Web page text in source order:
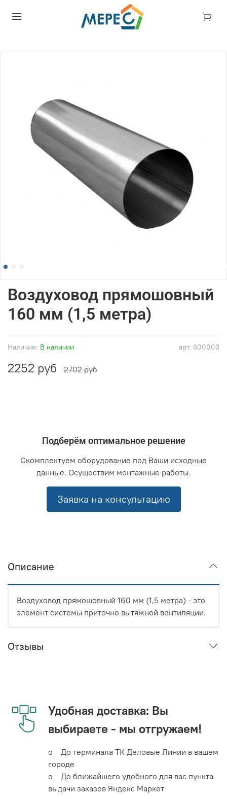
арт. 600003
Наличие: В наличии
Воздуховод прямошовный
160 мм (1,5 метра)
2252 руб 2702 руб
Подберём оптимальное решение
Скомплектуем оборудование под Ваши исходные
данные. Осуществим монтажные работы.
Заявка на консультацию
Описание
Воздуховод прямошовный 160 мм (1,5 метра) - это
элемент системы приточно вытяжной вентиляции.
Отзывы
Удобная доставка: Вы
выбираете - мы отгружаем!
o До терминала ТК Деловые Линии в вашем
городе
o До ближайшего удобного для вас пункта
выдачи заказов Яндекс Маркет